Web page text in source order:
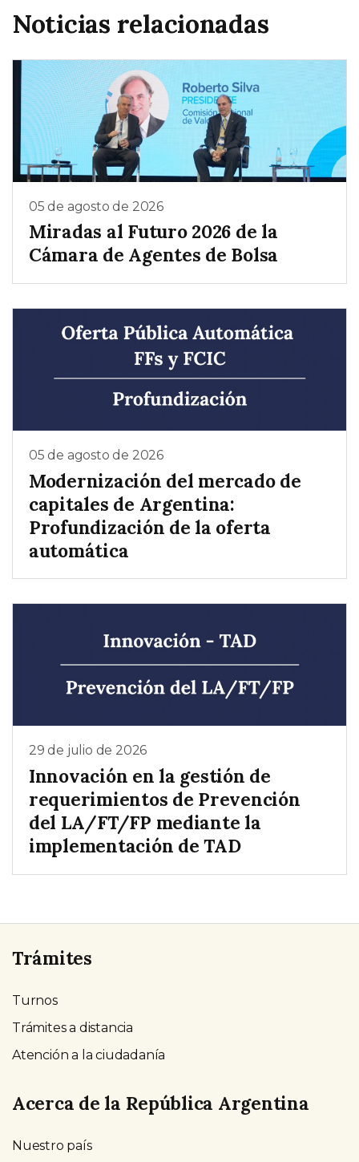
Noticias relacionadas
05 de agosto de 2026
Miradas al Futuro 2026 de la
Cámara de Agentes de Bolsa
05 de agosto de 2026
Modernización del mercado de
capitales de Argentina:
Profundización de la oferta
automática
29 de julio de 2026
Innovación en la gestión de
requerimientos de Prevención
del LA/FT/FP mediante la
implementación de TAD
Trámites
Turnos
Trámites a distancia
Atención a la ciudadanía
Acerca de la República Argentina
Nuestro país